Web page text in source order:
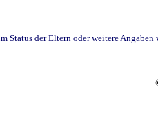
der Eltern oder weitere Angaben